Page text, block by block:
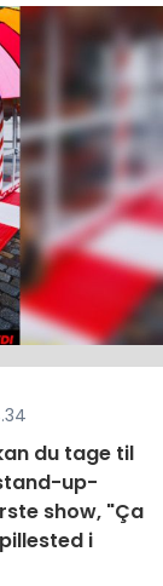
du tage til
up-
show, "Ça
i